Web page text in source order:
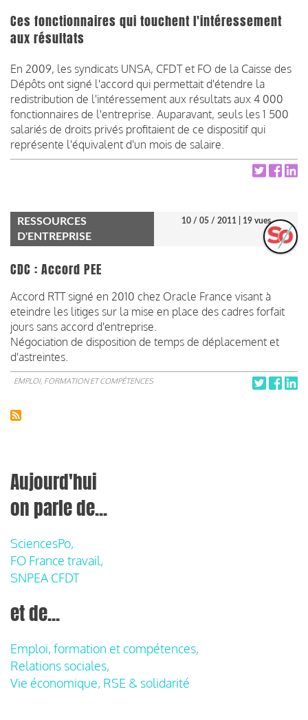
Ces fonctionnaires qui touchent l'intéressement
aux résultats
En 2009, les syndicats UNSA, CFDT et FO de la Caisse des
Dépôts ont signé l'accord qui permettait d'étendre la
redistribution de l'intéressement aux résultats aux 4 000
fonctionnaires de l'entreprise. Auparavant, seuls les 1 500
salariés de droits privés profitaient de ce dispositif qui
représente l'équivalent d'un mois de salaire.
RESSOURCES
D'ENTREPRISE
10 / 05 / 2011 | 19 vues
CDC : Accord PEE
Accord RTT signé en 2010 chez Oracle France visant à
eteindre les litiges sur la mise en place des cadres forfait
jours sans accord d'entreprise.
Négociation de disposition de temps de déplacement et
d'astreintes.
EMPLOI, FORMATION ET COMPÉTENCES
Aujourd'hui
on parle de...
SciencesPo,
FO France travail,
SNPEA CFDT
et de...
Emploi, formation et compétences,
Relations sociales,
Vie économique, RSE & solidarité